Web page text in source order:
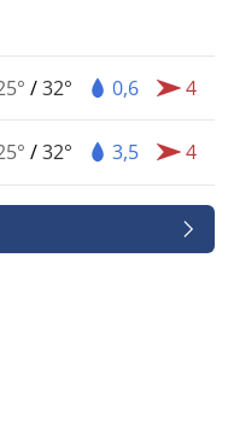
/32° 0,6 4
/32° 3,5 4